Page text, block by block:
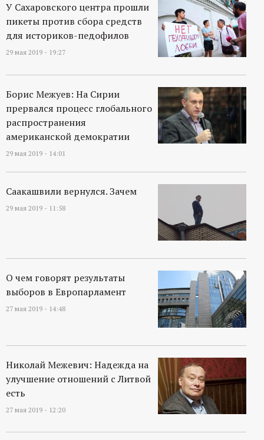
У Сахаровского центра прошли
пикеты против сбора средств
для историков-педофилов
29 мая 2019 - 19:27
Борис Межуев: На Сирии
прервался процесс глобального
распространения
американской демократии
29 мая 2019 - 14:01
Саакашвили вернулся. Зачем
29 мая 2019 - 11:58
О чем говорят результаты
выборов в Европарламент
27 мая 2019 - 14:48
Николай Межевич: Надежда на
улучшение отношений с Литвой
есть
27 мая 2019 - 12:20